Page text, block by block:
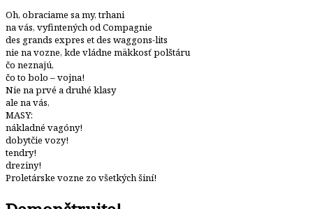
Oh, obraciame sa my, trhani
na vás, vyfintených od Compagnie
des grands expres et des waggons-lits
nie na vozne, kde vládne mäkkosť polštáru
čo neznajú,
čo to bolo – vojna!
Nie na prvé a druhé klasy
ale na vás,
MASY:
nákladné vagóny!
dobytčie vozy!
tendry!
dreziny!
Proletárske vozne zo všetkých šiní!